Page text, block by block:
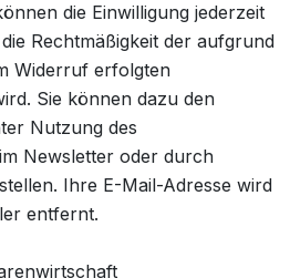
die Einwilligung jederzeit
Rechtmäßigkeit der aufgrund
Widerruf erfolgten
Sie können dazu den
Nutzung des
Newsletter oder durch
Ihre E-Mail-Adresse wird
entfernt.